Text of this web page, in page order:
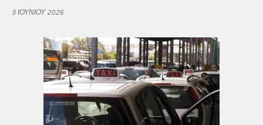
5 ΙΟΥΝΊΟΥ 2026